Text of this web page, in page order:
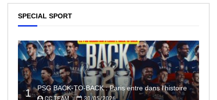
SPECIAL SPORT
1 PSG BACK-TO-BACK : Paris entre dans l’histoire
CC TEAM 30/05/2026